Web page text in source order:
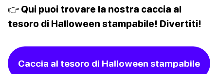
👉 Qui puoi trovare la nostra caccia al
tesoro di Halloween stampabile! Divertiti!
Caccia al tesoro di Halloween stampabile